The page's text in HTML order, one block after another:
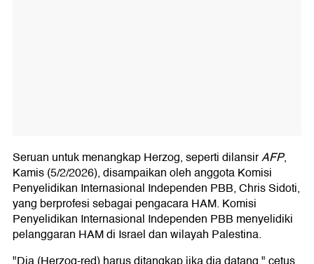
Seruan untuk menangkap Herzog, seperti dilansirAFP,
Kamis (5/2/2026), disampaikan oleh anggota Komisi
Penyelidikan Internasional Independen PBB, Chris Sidoti,
yang berprofesi sebagai pengacara HAM. Komisi
Penyelidikan Internasional Independen PBB menyelidiki
pelanggaran HAM di Israel dan wilayah Palestina.